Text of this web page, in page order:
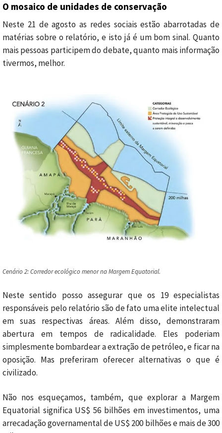
O mosaico de unidades de conservação
Neste 21 de agosto as redes sociais estão abarrotadas de
matérias sobre o relatório, e isto já é um bom sinal. Quanto
mais pessoas participem do debate, quanto mais informação
tivermos, melhor.
Cenário 2: Corredor ecológico menor na Margem Equatorial.
Neste sentido posso assegurar que os 19 especialistas
responsáveis pelo relatório são de fato uma elite intelectual
em suas respectivas áreas. Além disso, demonstraram
abertura em tempos de radicalidade. Eles poderiam
simplesmente bombardear a extração de petróleo, e ficar na
oposição. Mas preferiram oferecer alternativas o que é
civilizado.
Não nos esqueçamos, também, que explorar a Margem
Equatorial significa US$ 56 bilhões em investimentos, uma
arrecadação governamental de US$ 200 bilhões e mais de 300